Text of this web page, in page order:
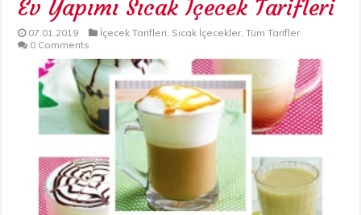
Ev Yapımı Sıcak İçecek Tarifleri
07.01.2019 İçecek Tarifleri Sıcak İçecekler,Tüm Tarifler
0 Comments